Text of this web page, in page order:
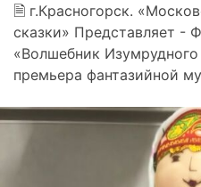
🗎 г.Красногорск.
сказки» Представляет -
«Волшебник
премьера фантазийной